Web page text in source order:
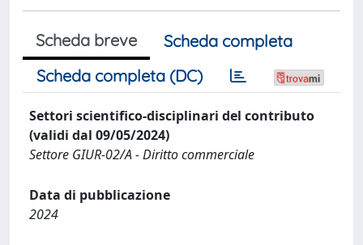
Scheda breve
Scheda completa
Scheda completa (DC)
Settori scientifico-disciplinari del contributo
(validi dal 09/05/2024)
Settore GIUR-02/A - Diritto commerciale
Data di pubblicazione
2024